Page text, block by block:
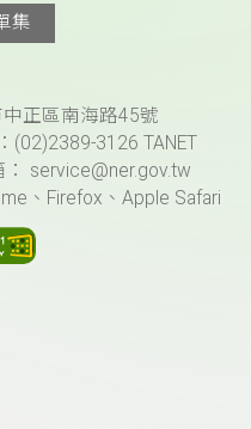
集
正區南海路45號
3126 TANET
service@ner.gov.tw
、Firefox、Apple Safari